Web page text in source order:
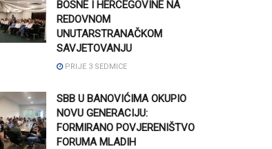
BOSNE I HERCEGOVINE NA
REDOVNOM
UNUTARSTRANAČKOM
SAVJETOVANJU
PRIJE 3 SEDMICE
SBB U BANOVIĆIMA OKUPIO
NOVU GENERACIJU:
FORMIRANO POVJERENIŠTVO
FORUMA MLADIH